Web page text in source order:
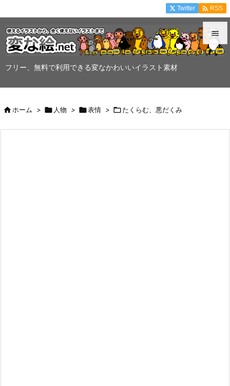
フリー、無料で利用できる変なかわいいイラスト素材


Twitter  RSS
ホーム >  人物 > 表情 > たくらむ、悪だくみ